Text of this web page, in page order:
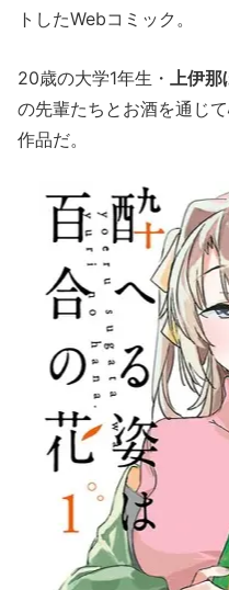
トしたWebコミック。
20歳の大学1年生・ 上伊
の先輩たちとお酒を通じ
作品だ。